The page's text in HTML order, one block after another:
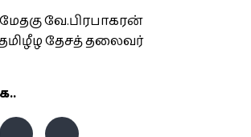
மேதகு வே.பிரபாகரன்
தேசத் தலைவர்